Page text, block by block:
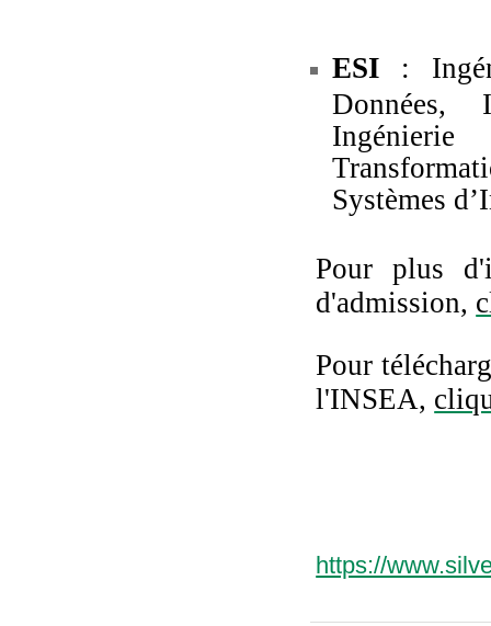
ESI :
Données,
Systèmes
Pour plus
d'admission,
Pour
l'INSEA,
https://